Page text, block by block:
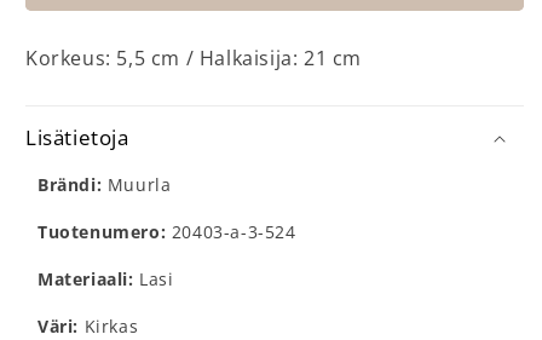
Korkeus: 5,5 cm / Halkaisija: 21 cm
Lisätietoja
Brändi: Muurla
Tuotenumero: 20403-a-3-524
Materiaali: Lasi
Väri: Kirkas